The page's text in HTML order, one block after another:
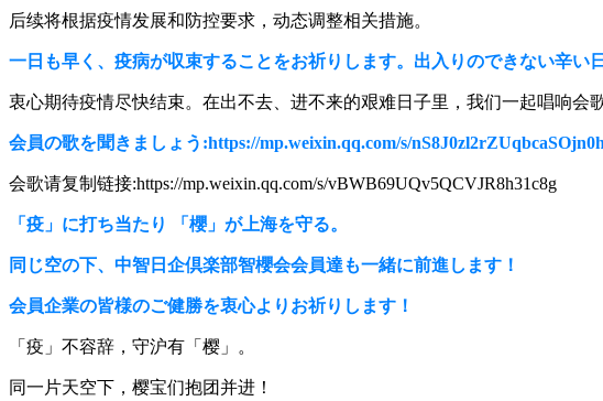
后续将根据疫情发展和防控要求，动态调整相关措施。
一日も早く、疫病が収束することをお祈りします。出入りのできない辛い
衷心期待疫情尽快结束。在出不去、进不来的艰难日子里，我们一起唱响会
会員の歌を聞きましょう:https://mp.weixin.qq.com/s/
会歌请复制链接:https://mp.weixin.qq.com/s/vBWB69UQv5QCVJR8h31c8g
「疫」に打ち当たり 「櫻」が上海を守る。
同じ空の下、中智日企倶楽部智櫻会会員達も一緒に前進します！
会員企業の皆様のご健勝を衷心よりお祈りします！
「疫」不容辞，守沪有「樱」。
同一片天空下，樱宝们抱团并进！